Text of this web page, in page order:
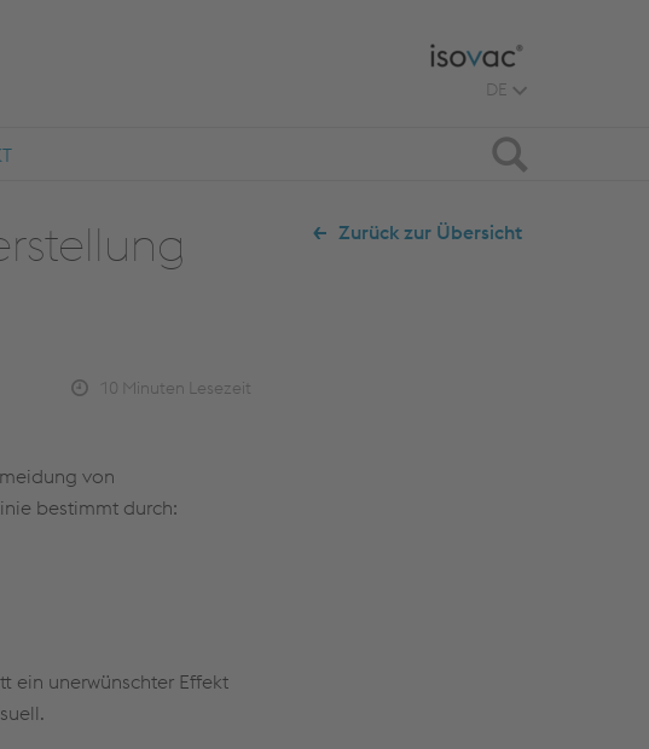
DE
Suche
Zurück zur Übersicht
10 Minuten Lesezeit
von
bestimmt durch:
ein unerwünschter Effekt